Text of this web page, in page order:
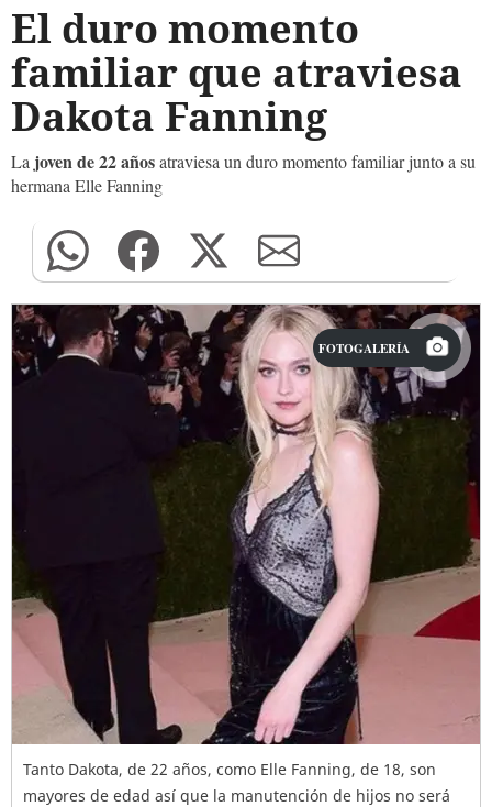
El duro momento
familiar que atraviesa
Dakota Fanning
La joven de 22 añosatraviesa un duro momento familiar junto a su
hermana Elle Fanning
FOTOGALERÍA
Tanto Dakota, de 22 años, como Elle Fanning, de 18, son
mayores de edad así que la manutención de hijos no será